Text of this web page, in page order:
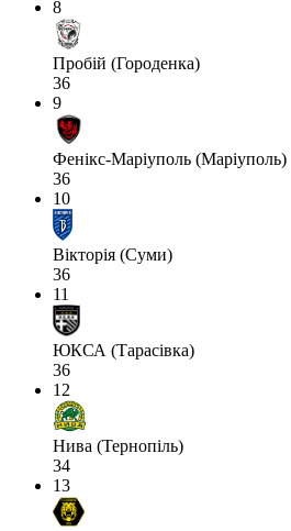
8
Пробій (Городенка)
36
9
Фенікс-Маріуполь (Маріуполь)
36
10
Вікторія (Суми)
36
11
ЮКСА (Тарасівка)
36
12
Нива (Тернопіль)
34
13